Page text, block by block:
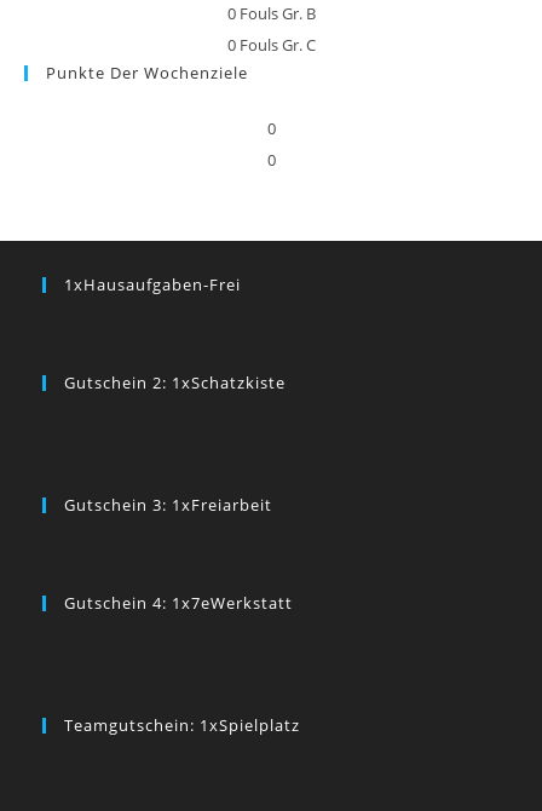
0 Fouls Gr. B
0 Fouls Gr. C
Punkte Der Wochenziele
0
0
1xHausaufgaben-Frei
Gutschein 2: 1xSchatzkiste
Gutschein 3: 1xFreiarbeit
Gutschein 4: 1x7eWerkstatt
Teamgutschein: 1xSpielplatz